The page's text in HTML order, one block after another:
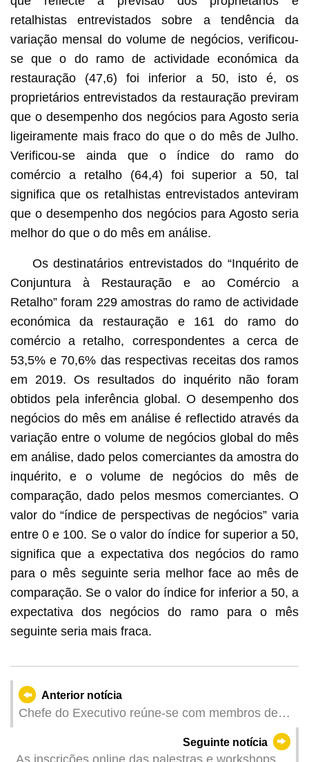
retalhistas entrevistados sobre a tendência da
variação mensal do volume de negócios, verificou-
se que o do ramo de actividade económica da
restauração (47,6) foi inferior a 50, isto é, os
proprietários entrevistados da restauração previram
que o desempenho dos negócios para Agosto seria
ligeiramente mais fraco do que o do mês de Julho.
Verificou-se ainda que o índice do ramo do
comércio a retalho (64,4) foi superior a 50, tal
significa que os retalhistas entrevistados anteviram
que o desempenho dos negócios para Agosto seria
melhor do que o do mês em análise.
Os destinatários entrevistados do “Inquérito de
Conjuntura à Restauração e ao Comércio a
Retalho” foram 229 amostras do ramo de actividade
económica da restauração e 161 do ramo do
comércio a retalho, correspondentes a cerca de
53,5% e 70,6% das respectivas receitas dos ramos
em 2019. Os resultados do inquérito não foram
obtidos pela inferência global. O desempenho dos
negócios do mês em análise é reflectido através da
variação entre o volume de negócios global do mês
em análise, dado pelos comerciantes da amostra do
inquérito, e o volume de negócios do mês de
comparação, dado pelos mesmos comerciantes. O
valor do “índice de perspectivas de negócios” varia
entre 0 e 100. Se o valor do índice for superior a 50,
significa que a expectativa dos negócios do ramo
para o mês seguinte seria melhor face ao mês de
comparação. Se o valor do índice for inferior a 50, a
expectativa dos negócios do ramo para o mês
seguinte seria mais fraca.
Anterior notícia
Chefe do Executivo reúne-se com membros de
para auscultar opiniões sobre as LAG para o
Seguinte notícia